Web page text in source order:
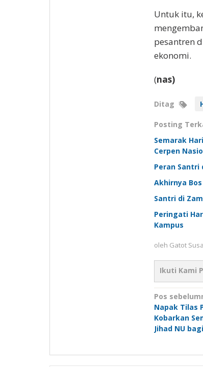
Untuk itu,
pesantren
ekonomi.
(nas)
Ditag
Posting
Semarak
Cerpen
Peran Santri
Akhirnya
Santri di
Peringati
Kampus
oleh Gatot
Ikuti Kami
pos
Pos
Napak Tilas
Kobarkan
Jihad NU